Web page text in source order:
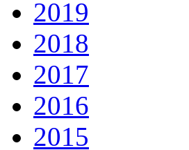
2019
2018
2017
2016
2015